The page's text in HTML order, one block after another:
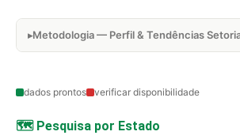
Metodologia — Perfil & Tendências
dados prontos verificar disponibilidade
🗺️ Pesquisa por Estado